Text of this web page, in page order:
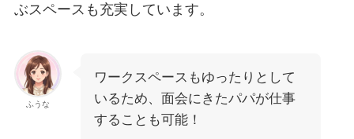
ぶスペースも充実しています。
ふうな
ワークスペースもゆったりとして
いるため、面会にきたパパが仕事
することも可能！